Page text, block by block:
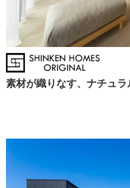
素材が織りなす、ナチュ